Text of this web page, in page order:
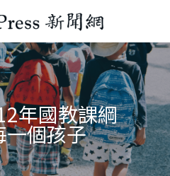
年國教課綱
一個孩子